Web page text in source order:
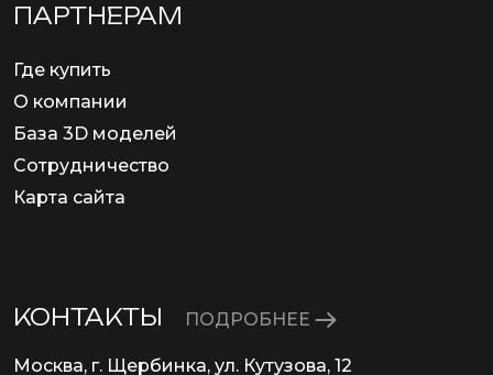
ПАРТНЕРАМ
Где купить
О компании
База 3D моделей
Сотрудничество
Карта сайта
КОНТАКТЫ ПОДРОБНЕЕ
Москва, г. Щербинка, ул. Кутузова, 12